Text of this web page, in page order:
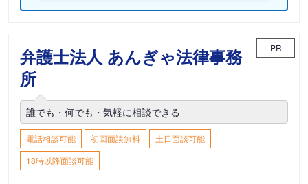
弁護士法人 あんぎゃ法律事務
所
PR
誰でも・何でも・気軽に相談できる
電話相談可能 初回面談無料
土日面談可能
18時以降面談可能